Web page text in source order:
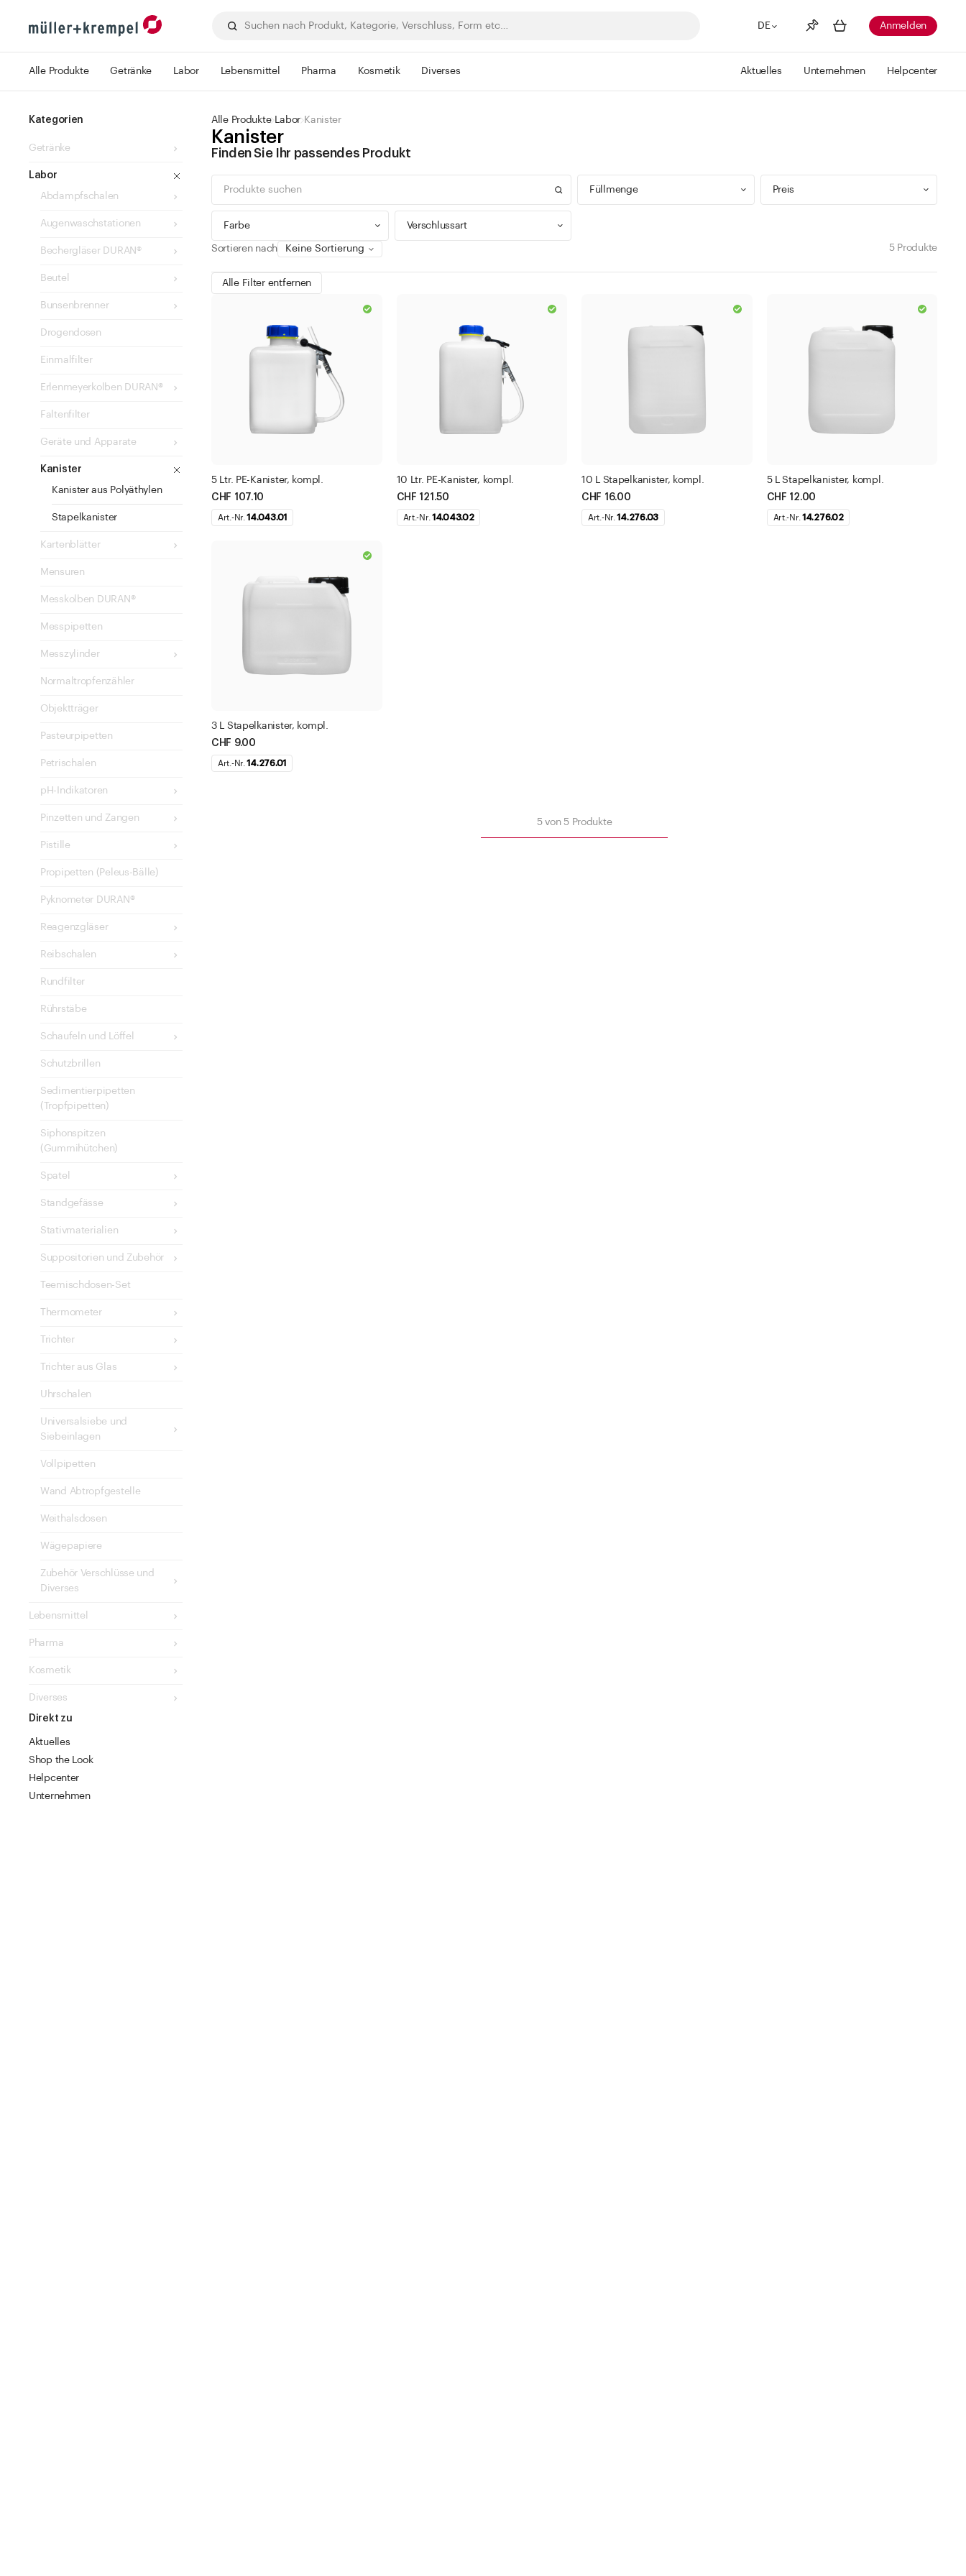
DE
Merkliste Mehr anzeigen
Anmelden
Alle Produkte Getränke Labor Lebensmittel Pharma Kosmetik Diverses Aktuelles Unternehmen Helpcenter
Kategorien
Getränke
Labor
Abdampfschalen
Augenwaschstationen
Bechergläser DURAN®
Beutel
Bunsenbrenner
Drogendosen
Einmalfilter
Erlenmeyerkolben DURAN®
Faltenfilter
Geräte und Apparate
Kanister
Kanister aus Polyäthylen
Stapelkanister
Kartenblätter
Mensuren
Messkolben DURAN®
Messpipetten
Messzylinder
Normaltropfenzähler
Objektträger
Pasteurpipetten
Petrischalen
pH-Indikatoren
Pinzetten und Zangen
Pistille
Propipetten (Peleus-Bälle)
Pyknometer DURAN®
Reagenzgläser
Reibschalen
Rundfilter
Rührstäbe
Schaufeln und Löffel
Schutzbrillen
Sedimentierpipetten
(Tropfpipetten)
Siphonspitzen
(Gummihütchen)
Spatel
Standgefässe
Stativmaterialien
Suppositorien und Zubehör
Teemischdosen-Set
Thermometer
Trichter
Trichter aus Glas
Uhrschalen
Universalsiebe und
Siebeinlagen
Vollpipetten
Wand Abtropfgestelle
Weithalsdosen
Wägepapiere
Zubehör Verschlüsse und
Diverses
Lebensmittel
Pharma
Kosmetik
Diverses
Direkt zu
Aktuelles
Shop the Look
Helpcenter
Unternehmen
Alle Produkte Labor Kanister
Kanister
Finden Sie Ihr passendes Produkt
Füllmenge
0 - 99 ml
500 - 999 ml
Filter anwenden
Preis
CHF
Filter anwenden
Farbe
blau
transparent
kupfer
Verschlussart
Korkmündung
Sortieren nach 5 Produkte
Alle Filter entfernen
5 Ltr. PE-Kanister, kompl.
CHF 107.10
Art.-Nr.14.043.01
10 Ltr. PE-Kanister, kompl.
CHF 121.50
Art.-Nr. 14.043.02
10 L Stapelkanister, kompl.
CHF 16.00
Art.-Nr.14.276.03
5 L Stapelkanister, kompl.
CHF 12.00
Art.-Nr. 14.276.02
3 L Stapelkanister, kompl.
CHF 9.00
Art.-Nr.14.276.01
5von5Produkte